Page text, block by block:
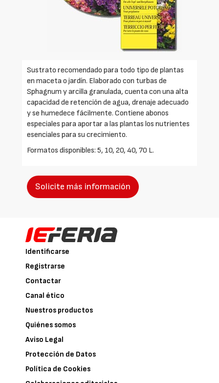
Sustrato recomendado para todo tipo de plantas
en maceta o jardín. Elaborado con turbas de
Sphagnum y arcilla granulada, cuenta con una alta
capacidad de retención de agua, drenaje adecuado
y se humedece fácilmente. Contiene abonos
especiales para aportar a las plantas los nutrientes
esenciales para su crecimiento.
Formatos disponibles: 5, 10, 20, 40, 70 L.
Solicite más información
Identificarse
Registrarse
Contactar
Canal ético
Nuestros productos
Quiénes somos
Aviso Legal
Protección de Datos
Política de Cookies